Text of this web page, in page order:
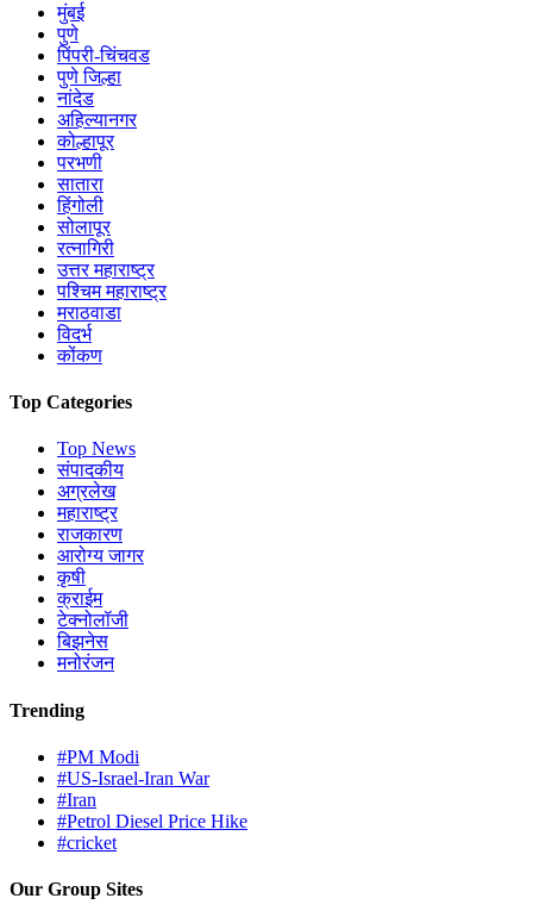
मुंबई
पुणे
पिंपरी-चिंचवड
पुणे जिल्हा
नांदेड
अहिल्यानगर
कोल्हापूर
परभणी
सातारा
हिंगोली
सोलापूर
रत्नागिरी
उत्तर महाराष्ट्र
पश्चिम महाराष्ट्र
मराठवाडा
विदर्भ
कोंकण
Top Categories
Top News
संपादकीय
अग्रलेख
महाराष्ट्र
राजकारण
आरोग्य जागर
कृषी
क्राईम
टेक्नोलॉजी
बिझनेस
मनोरंजन
Trending
#PM Modi
#US-Israel-Iran War
#Iran
#Petrol Diesel Price Hike
#cricket
Our Group Sites